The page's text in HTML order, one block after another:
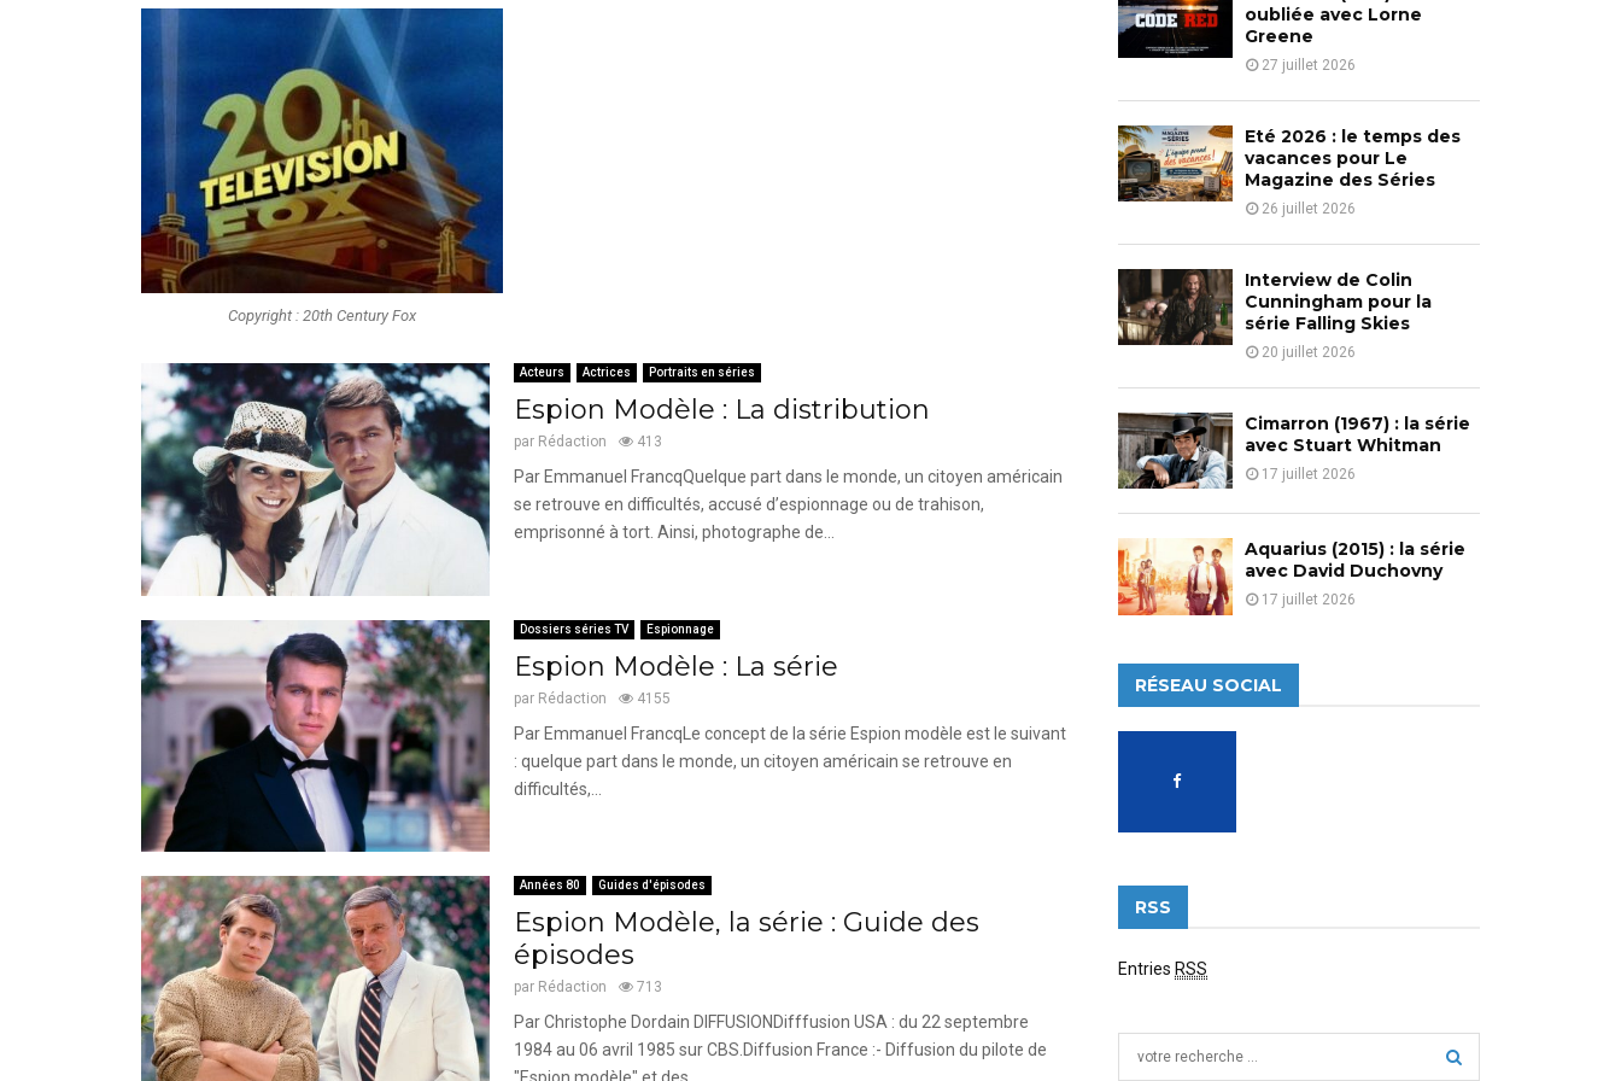
Copyright : 20th Century Fox
Acteurs Actrices Portraits en séries
Espion Modèle : La distribution
par Rédaction 413
Par Emmanuel FrancqQuelque part dans le monde, un citoyen américain
se retrouve en difficultés, accusé d’espionnage ou de trahison,
emprisonné à tort. Ainsi, photographe de...
Dossiers séries TV Espionnage
Espion Modèle : La série
par Rédaction 4155
Par Emmanuel FrancqLe concept de la série Espion modèle est le suivant
: quelque part dans le monde, un citoyen américain se retrouve en
difficultés,...
Années 80 Guides d'épisodes
Espion Modèle, la série : Guide des
épisodes
par Rédaction 713
Par Christophe Dordain DIFFUSIONDifffusion USA : du 22 septembre
1984 au 06 avril 1985 sur CBS.Diffusion France :- Diffusion du pilote de
o
r
:
H
oubliée avec Lorne
Greene
27 juillet 2026
Eté 2026 : le temps des
vacances pour Le
Magazine des Séries
26 juillet 2026
Interview de Colin
Cunningham pour la
série Falling Skies
20 juillet 2026
Cimarron (1967) : la série
avec Stuart Whitman
17 juillet 2026
Aquarius (2015) : la série
avec David Duchovny
17 juillet 2026
RÉSEAU SOCIAL
RSS
Entries RSS